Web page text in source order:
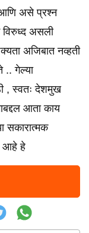
असे प्रश्न
विरुध्द असली
अजिबात नव्हती
.. गेल्या
, स्वतः देशमुख
आता काय
सकारात्मक
आहे हे